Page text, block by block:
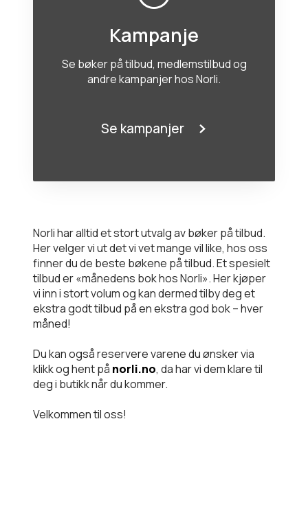
Kampanje
Se bøker på tilbud, medlemstilbud og
andre kampanjer hos Norli.
Se kampanjer
Norli har alltid et stort utvalg av bøker på tilbud.
Her velger vi ut det vi vet mange vil like, hos oss
finner du de beste bøkene på tilbud. Et spesielt
tilbud er «månedens bok hos Norli». Her kjøper
vi inn i stort volum og kan dermed tilby deg et
ekstra godt tilbud på en ekstra god bok – hver
måned!
Du kan også reservere varene du ønsker via
klikk og hent på norli.no, da har vi dem klare til
deg i butikk når du kommer.
Velkommen til oss!